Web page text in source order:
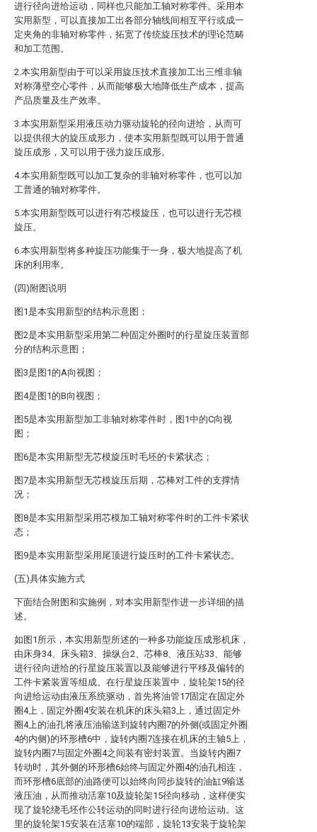
进行径向进给运动，同样也只能加工轴对称零件。采用本
实用新型，可以直接加工出各部分轴线间相互平行或成一
定夹角的非轴对称零件，拓宽了传统旋压技术的理论范畴
和加工范围。
2.本实用新型由于可以采用旋压技术直接加工出三维非轴
对称薄壁空心零件，从而能够极大地降低生产成本，提高
产品质量及生产效率。
3.本实用新型采用液压动力驱动旋轮的径向进给，从而可
以提供很大的旋压成形力，使本实用新型既可以用于普通
旋压成形，又可以用于强力旋压成形。
4.本实用新型既可以加工复杂的非轴对称零件，也可以加
工普通的轴对称零件。
5.本实用新型既可以进行有芯模旋压，也可以进行无芯模
旋压。
6.本实用新型将多种旋压功能集于一身，极大地提高了机
床的利用率。
(四)附图说明
图1是本实用新型的结构示意图；
图2是本实用新型采用第二种固定外圈时的行星旋压装置部
分的结构示意图；
图3是图1的A向视图；
图4是图1的B向视图；
图5是本实用新型加工非轴对称零件时，图1中的C向视
图；
图6是本实用新型无芯模旋压时毛坯的卡紧状态；
图7是本实用新型无芯模旋压后期，芯棒对工件的支撑情
况；
图8是本实用新型采用芯模加工轴对称零件时的工件卡紧状
态；
图9是本实用新型采用尾顶进行旋压时的工件卡紧状态。
(五)具体实施方式
下面结合附图和实施例，对本实用新型作进一步详细的描
述。
如图1所示，本实用新型所述的一种多功能旋压成形机床，
由床身34、床头箱3、操纵台2、芯棒8、液压站33、能够
进行径向进给的行星旋压装置以及能够进行平移及偏转的
工件卡紧装置等组成。在行星旋压装置中，旋轮架15的径
向进给运动由液压系统驱动，首先将油管17固定在固定外
圈4上，固定外圈4安装在机床的床头箱3上，通过固定外
圈4上的油孔将液压油输送到旋转内圈7的外侧(或固定外圈
4的内侧)的环形槽6中，旋转内圈7连接在机床的主轴5上，
旋转内圈7与固定外圈4之间装有密封装置。当旋转内圈7
转动时，其外侧的环形槽6始终与固定外圈4的油孔相连，
而环形槽6底部的油路便可以始终向同步旋转的油缸9输送
液压油，从而推动活塞10及旋轮架15径向移动，这样便实
现了旋轮绕毛坯作公转运动的同时进行径向进给运动。这
里的旋轮架15安装在活塞10的端部，旋轮13安装于旋轮架